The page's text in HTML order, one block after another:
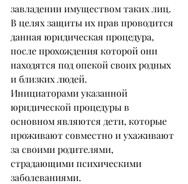
завладении имуществом таких лиц.
В целях защиты их прав проводится
данная юридическая процедура,
после прохождения которой они
находятся под опекой своих родных
и близких людей.
Инициаторами указанной
юридической процедуры в
основном являются дети, которые
проживают совместно и ухаживают
за своими родителями,
страдающими психическими
заболеваниями.